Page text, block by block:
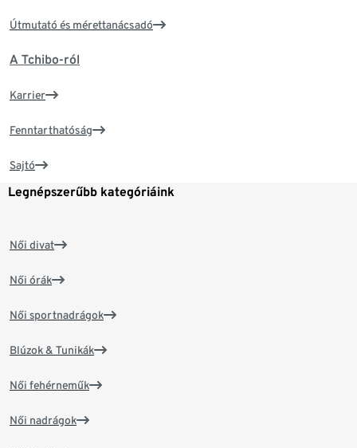
Útmutató és mérettanácsadó
A Tchibo-ról
Karrier
Fenntarthatóság
Sajtó
Legnépszerűbb kategóriáink
Női divat
Női órák
Női sportnadrágok
Blúzok & Tunikák
Női fehérneműk
Női nadrágok